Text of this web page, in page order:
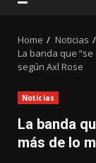
Home
Noticias
La banda que
según Axl Rose
Noticias
La banda
más de lo